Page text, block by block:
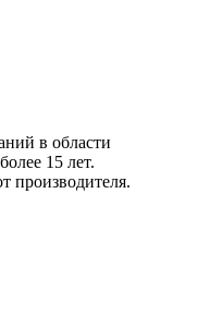
в области
15 лет.
производителя.